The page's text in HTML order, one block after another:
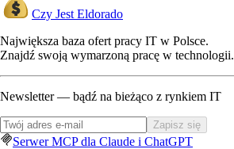
Czy Jest Eldorado
Największa baza ofert pracy IT w Polsce.
Znajdź swoją wymarzoną pracę w technologii.
Newsletter — bądź na bieżąco z rynkiem IT
Zapisz się
Serwer MCP dla Claude i ChatGPT